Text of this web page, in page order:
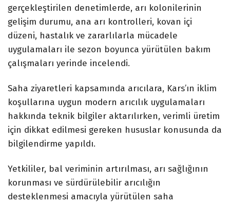
gerçekleştirilen denetimlerde, arı kolonilerinin
gelişim durumu, ana arı kontrolleri, kovan içi
düzeni, hastalık ve zararlılarla mücadele
uygulamaları ile sezon boyunca yürütülen bakım
çalışmaları yerinde incelendi.
Saha ziyaretleri kapsamında arıcılara, Kars’ın iklim
koşullarına uygun modern arıcılık uygulamaları
hakkında teknik bilgiler aktarılırken, verimli üretim
için dikkat edilmesi gereken hususlar konusunda da
bilgilendirme yapıldı.
Yetkililer, bal veriminin artırılması, arı sağlığının
korunması ve sürdürülebilir arıcılığın
desteklenmesi amacıyla yürütülen saha